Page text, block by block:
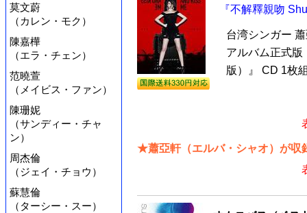
莫文蔚
（カレン・モク）
陳嘉樺
（エラ・チェン）
范曉萱
（メイビス・ファン）
陳珊妮
（サンディー・チャ
ン）
周杰倫
（ジェイ・チョウ）
蘇慧倫
（ターシー・スー）
『不解釋親吻
台湾シンガー
アルバム正式版
版）』 CD 1枚
★蕭亞軒（エルバ・シャオ）が収